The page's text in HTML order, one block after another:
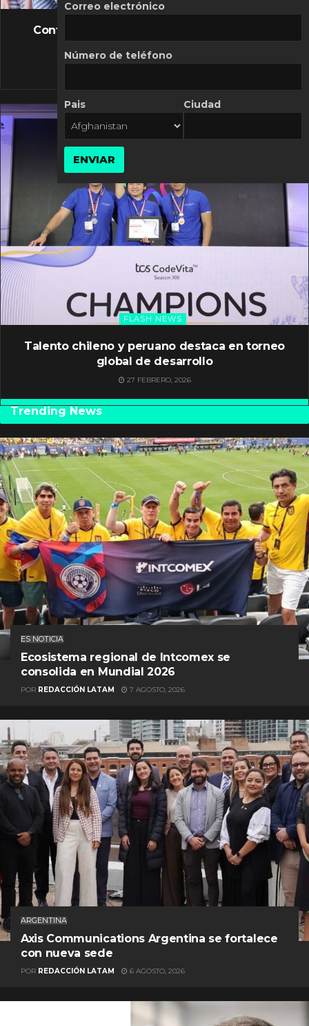
FLASH NEWS
Controversia de Mercado Libre por costos
10 MARZO, 2026
FLASH NEWS
Talento chileno y peruano destaca en torneo
global de desarrollo
27 FEBRERO, 2026
Trending News
ES NOTICIA
Ecosistema regional de Intcomex se
consolida en Mundial 2026
POR REDACCIÓN LATAM 7 AGOSTO, 2026
ARGENTINA
Axis Communications Argentina se fortalece
con nueva sede
POR REDACCIÓN LATAM 6 AGOSTO, 2026
Correo electrónico
Número de teléfono
Pais Ciudad
ENVIAR